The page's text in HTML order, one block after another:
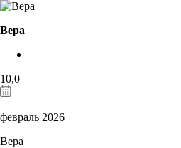
Вера
10,0
февраль 2026
Вера